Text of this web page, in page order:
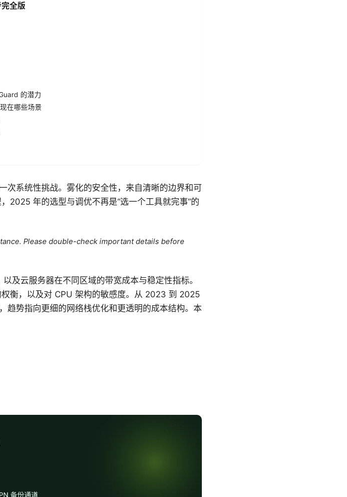
全版
的潜力
在哪些场景
次系统性挑战。雾化的安全性，来自清晰的边界和可
2025 年的选型与调优不再是“选一个工具就完事”的
Please double-check important details before
及云服务器在不同区域的带宽成本与稳定性指标。
衡，以及对 CPU 架构的敏感度。从 2023 到 2025
趋势指向更细的网络栈优化和更透明的成本结构。本